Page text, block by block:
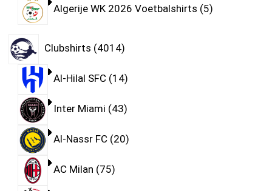
Algerije WK 2026 Voetbalshirts 5
Clubshirts 4014
Al-Hilal SFC 14
Inter Miami 43
Al-Nassr FC 20
AC Milan 75